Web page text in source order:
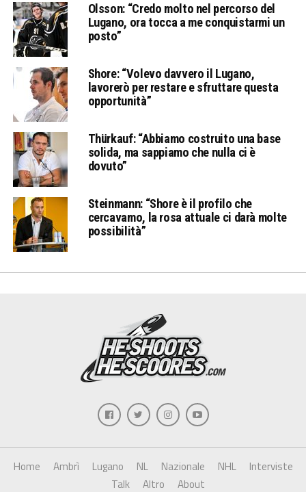
Olsson: “Credo molto nel percorso del
Lugano, ora tocca a me conquistarmi un
posto”
Shore: “Volevo davvero il Lugano,
lavorerò per restare e sfruttare questa
opportunità”
Thürkauf: “Abbiamo costruito una base
solida, ma sappiamo che nulla ci è
dovuto”
Steinmann: “Shore è il profilo che
cercavamo, la rosa attuale ci darà molte
possibilità”
Home Ambrì Lugano NL Nazionale NHL
Interviste
Talk
Altro About